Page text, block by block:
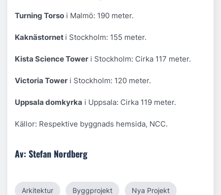
Turning Torso i Malmö: 190 meter.
Kaknästornet i Stockholm: 155 meter.
Kista Science Tower i Stockholm: Cirka 117 meter.
Victoria Tower i Stockholm: 120 meter.
Uppsala domkyrka i Uppsala: Cirka 119 meter.
Källor: Respektive byggnads hemsida, NCC.
Av: Stefan Nordberg
Arkitektur Byggprojekt Nya Projekt